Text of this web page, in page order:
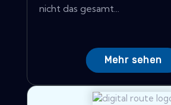
nicht das gesamt...
Mehr sehen